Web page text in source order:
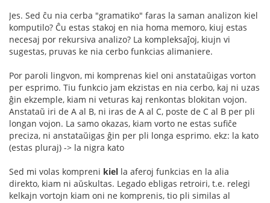
Jes. Sed ĉu nia cerba "gramatiko" faras la saman analizon kiel
komputilo? Ĉu estas stakoj en nia homa memoro, kiuj estas
necesaj por rekursiva analizo? La kompleksaĵoj, kiujn vi
sugestas, pruvas ke nia cerbo funkcias alimaniere.
Por paroli lingvon, mi komprenas kiel oni anstataŭigas vorton
per esprimo. Tiu funkcio jam ekzistas en nia cerbo, kaj ni uzas
ĝin ekzemple, kiam ni veturas kaj renkontas blokitan vojon.
Anstataŭ iri de A al B, ni iras de A al C, poste de C al B per pli
longan vojon. La samo okazas, kiam vorto ne estas sufiĉe
preciza, ni anstataŭigas ĝin per pli longa esprimo. ekz: la kato
(estas pluraj) -> la nigra kato
Sed mi volas kompreni kiel la aferoj funkcias en la alia
direkto, kiam ni aŭskultas. Legado ebligas retroiri, t.e. relegi
kelkajn vortojn kiam oni ne komprenis, tio pli similas al